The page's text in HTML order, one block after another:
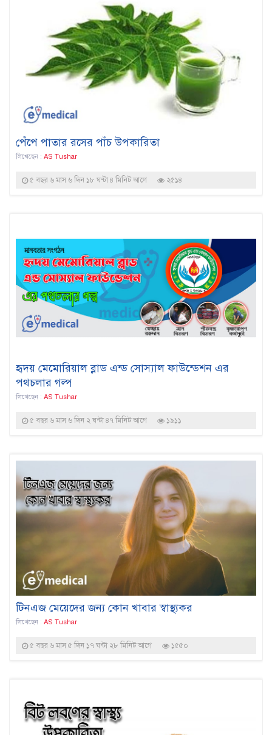
পেঁপে পাতার রসের পাঁচ উপকারিতা
লিখেছেন : AS Tushar
৫ বছর ৬ মাস ৬ দিন ১৮ ঘন্টা ৪ মিনিট আগে ২৫১৪
হৃদয় মেমোরিয়াল ব্লাড এন্ড সোস্যাল ফাউন্ডেশন এর
পথচলার গল্প
লিখেছেন : AS Tushar
৫ বছর ৬ মাস ৬ দিন ২ ঘন্টা ৪৭ মিনিট আগে ১৯১১
টিনএজ মেয়েদের জন্য কোন খাবার স্বাস্থ্যকর
লিখেছেন : AS Tushar
৫ বছর ৬ মাস ৫ দিন ১৭ ঘন্টা ২৮ মিনিট আগে ১৫৫০